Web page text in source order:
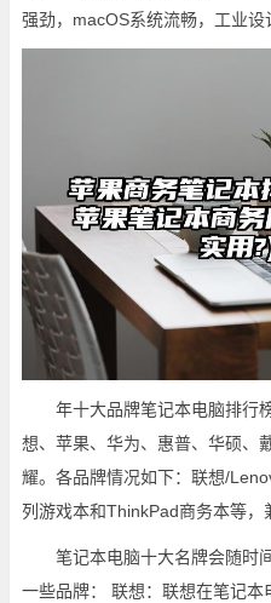
强劲，macOS系统流畅，工业设
年十大品牌笔记本电脑排行
想、苹果、华为、惠普、华硕、
耀。各品牌情况如下：联想/
列游戏本和ThinkPad商务本等，
笔记本电脑十大名牌会随时
一些品牌： 联想：联想在笔记